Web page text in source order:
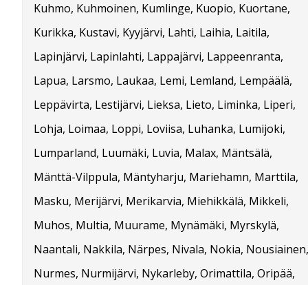
Kuhmo, Kuhmoinen, Kumlinge, Kuopio, Kuortane,
Kurikka, Kustavi, Kyyjärvi, Lahti, Laihia, Laitila,
Lapinjärvi, Lapinlahti, Lappajärvi, Lappeenranta,
Lapua, Larsmo, Laukaa, Lemi, Lemland, Lempäälä,
Leppävirta, Lestijärvi, Lieksa, Lieto, Liminka, Liperi,
Lohja, Loimaa, Loppi, Loviisa, Luhanka, Lumijoki,
Lumparland, Luumäki, Luvia, Malax, Mäntsälä,
Mänttä-Vilppula, Mäntyharju, Mariehamn, Marttila,
Masku, Merijärvi, Merikarvia, Miehikkälä, Mikkeli,
Muhos, Multia, Muurame, Mynämäki, Myrskylä,
Naantali, Nakkila, Närpes, Nivala, Nokia, Nousiainen,
Nurmes, Nurmijärvi, Nykarleby, Orimattila, Oripää,